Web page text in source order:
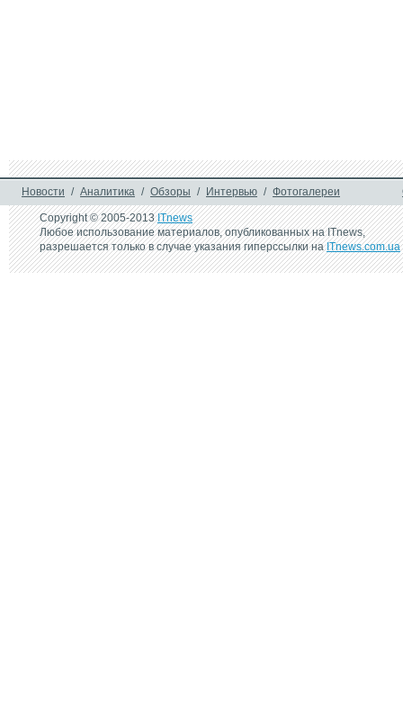
Новости / Аналитика / Обзоры / Интервью / Фотогалереи
Copyright © 2005-2013ITnews
Любое использование материалов, опубликованных на ITnews,
разрешается только в случае указания гиперссылки наITnews.com.ua